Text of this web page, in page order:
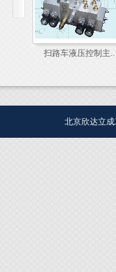
扫路车液压控制主..
北京欣达立成